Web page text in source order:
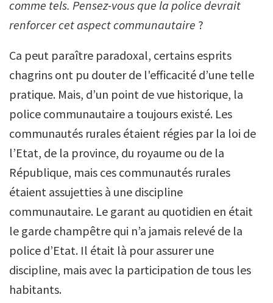
comme tels. Pensez-vous que la police devrait
renforcer cet aspect communautaire ?
Ca peut paraître paradoxal, certains esprits
chagrins ont pu douter de l'efficacité d’une telle
pratique. Mais, d’un point de vue historique, la
police communautaire a toujours existé. Les
communautés rurales étaient régies par la loi de
l’Etat, de la province, du royaume ou de la
République, mais ces communautés rurales
étaient assujetties à une discipline
communautaire. Le garant au quotidien en était
le garde champêtre qui n’a jamais relevé de la
police d’Etat. Il était là pour assurer une
discipline, mais avec la participation de tous les
habitants.